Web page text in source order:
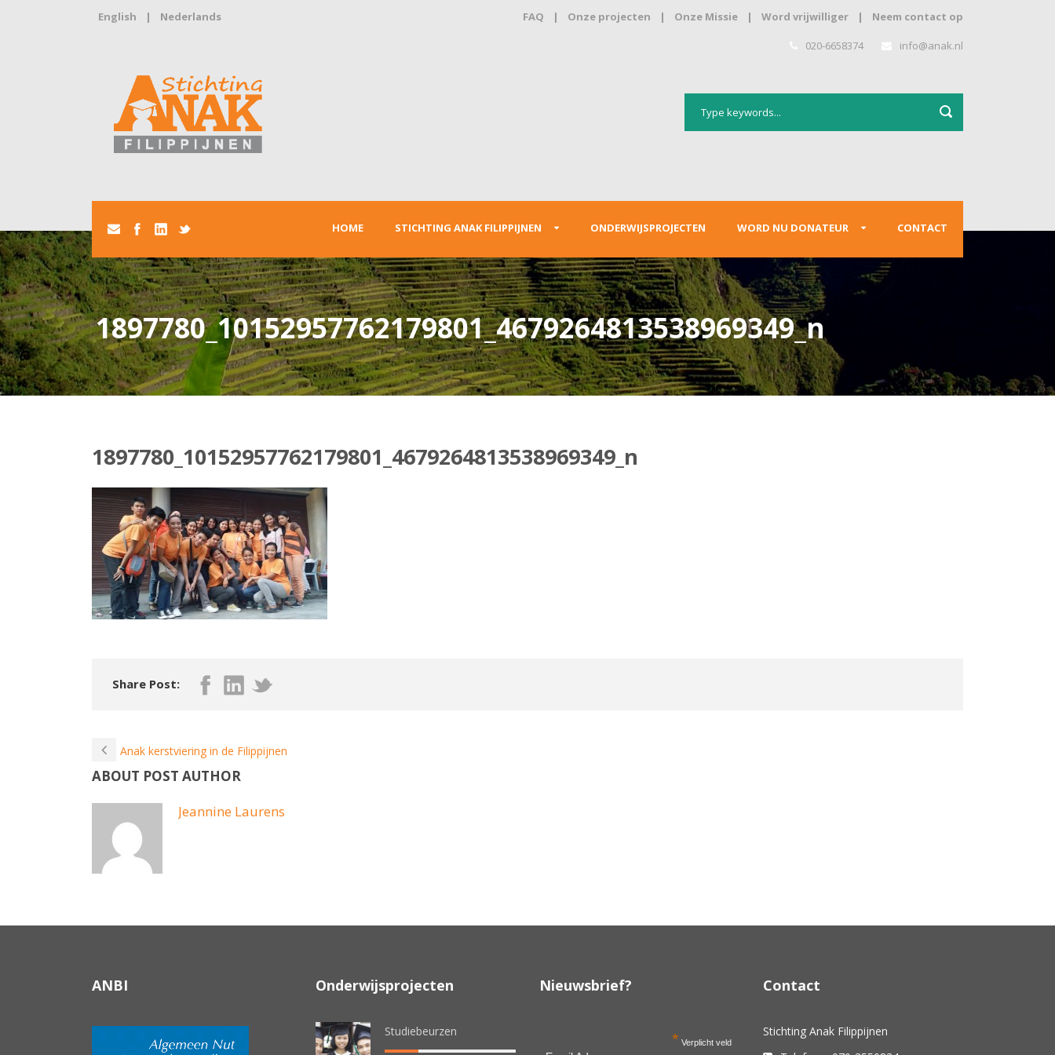
English | Nederlands FAQ | Onze projecten | Onze Missie | Word vrijwilliger | Neem contact op
020-6658374 info@anak.nl
HOME STICHTING ANAK FILIPPIJNEN ONDERWIJSPROJECTEN WORD NU DONATEUR CONTACT
1897780_10152957762179801_4679264813538969349_n
1897780_10152957762179801_4679264813538969349_n
Share Post:
Anak kerstviering in de Filippijnen
ABOUT POST AUTHOR
Jeannine Laurens
ANBI Onderwijsprojecten
Studiebeurzen
Nieuwsbrief?
* Verplicht veld
Contact
Stichting Anak Filippijnen